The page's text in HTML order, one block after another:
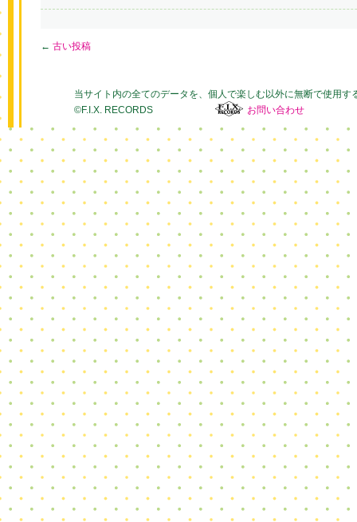
← 古い投稿
当サイト内の全てのデータを、個人で楽しむ以外に無断で使用す
©F.I.X. RECORDS
お問い合わせ